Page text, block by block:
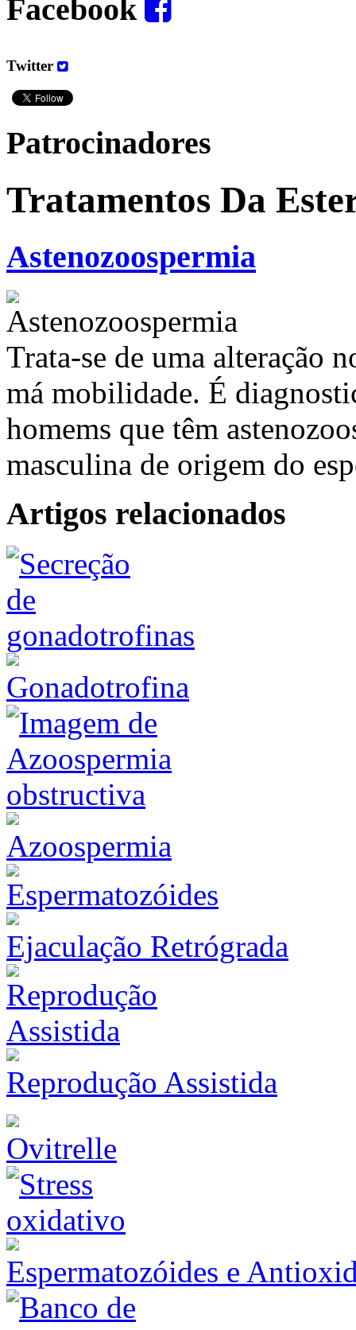
Facebook
Twitter
Patrocinadores
Tratamentos Da
Astenozoospermia
Trata-se de uma alteração
má mobilidade. É
homems que têm
masculina de origem do
Artigos relacionados
Gonadotrofina
Azoospermia
Ejaculação Retrógrada
Reprodução Assistida
Ovitrelle
Espermatozóides e